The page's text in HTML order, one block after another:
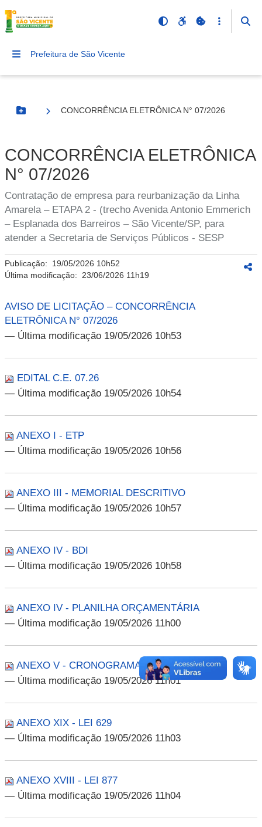
Prefeitura de São Vicente
Botão Menu
CONCORRÊNCIA ELETRÔNICA N° 07/2026
CONCORRÊNCIA ELETRÔNICA
N° 07/2026
Contratação de empresa para reurbanização da Linha
Amarela – ETAPA 2 - (trecho Avenida Antonio Emmerich
– Esplanada dos Barreiros – São Vicente/SP, para
atender a Secretaria de Serviços Públicos - SESP
Publicação: 19/05/2026 10h52
Última modificação: 23/06/2026 11h19
AVISO DE LICITAÇÃO – CONCORRÊNCIA
ELETRÔNICA N° 07/2026
— Última modificação 19/05/2026 10h53
EDITAL C.E. 07.26
— Última modificação 19/05/2026 10h54
ANEXO I - ETP
— Última modificação 19/05/2026 10h56
ANEXO III - MEMORIAL DESCRITIVO
— Última modificação 19/05/2026 10h57
ANEXO IV - BDI
— Última modificação 19/05/2026 10h58
ANEXO IV - PLANILHA ORÇAMENTÁRIA
— Última modificação 19/05/2026 11h00
ANEXO V - CRONOGRAMA
— Última modificação 19/05/2026 11h01
ANEXO XIX - LEI 629
— Última modificação 19/05/2026 11h03
ANEXO XVIII - LEI 877
— Última modificação 19/05/2026 11h04